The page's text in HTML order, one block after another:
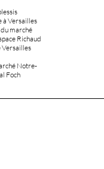
Versailles
marché
Richaud
Versailles
Notre-
Foch